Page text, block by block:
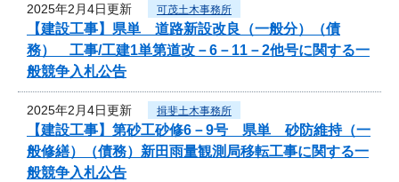
2025年2月4日更新 可茂土木事務所
【建設工事】県単 道路新設改良（一般分）（債
務） 工事/工建1単第道改－6－11－2他号に関する一
般競争入札公告
2025年2月4日更新 揖斐土木事務所
【建設工事】第砂工砂修6－9号 県単 砂防維持（一
般修繕）（債務）新田雨量観測局移転工事に関する一
般競争入札公告